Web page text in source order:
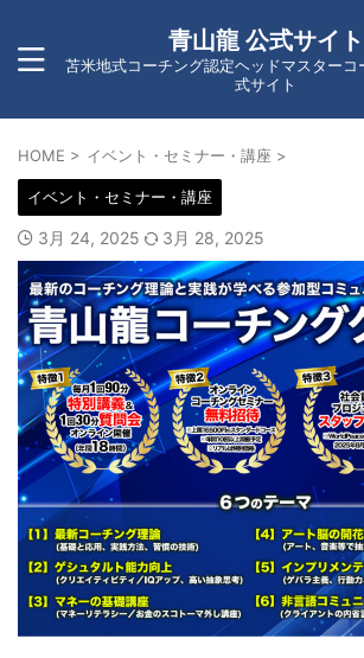
青山龍 公式サイト
苫米地式コーチング認定ヘッドマスターコ
式サイト
HOME > イベント・セミナー・講座 >
イベント・セミナー・講座
3月 24, 2025 3月 28, 2025